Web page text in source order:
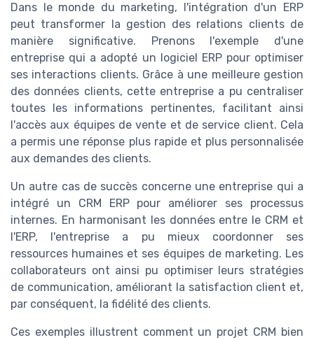
Dans le monde du marketing, l'intégration d'un ERP
peut transformer la gestion des relations clients de
manière significative. Prenons l'exemple d'une
entreprise qui a adopté un logiciel ERP pour optimiser
ses interactions clients. Grâce à une meilleure gestion
des données clients, cette entreprise a pu centraliser
toutes les informations pertinentes, facilitant ainsi
l'accès aux équipes de vente et de service client. Cela
a permis une réponse plus rapide et plus personnalisée
aux demandes des clients.
Un autre cas de succès concerne une entreprise qui a
intégré un CRM ERP pour améliorer ses processus
internes. En harmonisant les données entre le CRM et
l'ERP, l'entreprise a pu mieux coordonner ses
ressources humaines et ses équipes de marketing. Les
collaborateurs ont ainsi pu optimiser leurs stratégies
de communication, améliorant la satisfaction client et,
par conséquent, la fidélité des clients.
Ces exemples illustrent comment un projet CRM bien